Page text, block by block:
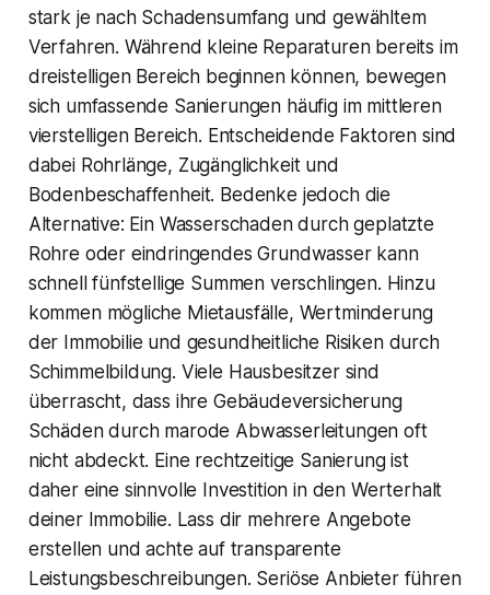
stark je nach Schadensumfang und gewähltem
Verfahren. Während kleine Reparaturen bereits im
dreistelligen Bereich beginnen können, bewegen
sich umfassende Sanierungen häufig im mittleren
vierstelligen Bereich. Entscheidende Faktoren sind
dabei Rohrlänge, Zugänglichkeit und
Bodenbeschaffenheit. Bedenke jedoch die
Alternative: Ein Wasserschaden durch geplatzte
Rohre oder eindringendes Grundwasser kann
schnell fünfstellige Summen verschlingen. Hinzu
kommen mögliche Mietausfälle, Wertminderung
der Immobilie und gesundheitliche Risiken durch
Schimmelbildung. Viele Hausbesitzer sind
überrascht, dass ihre Gebäudeversicherung
Schäden durch marode Abwasserleitungen oft
nicht abdeckt. Eine rechtzeitige Sanierung ist
daher eine sinnvolle Investition in den Werterhalt
deiner Immobilie. Lass dir mehrere Angebote
erstellen und achte auf transparente
Leistungsbeschreibungen. Seriöse Anbieter führen